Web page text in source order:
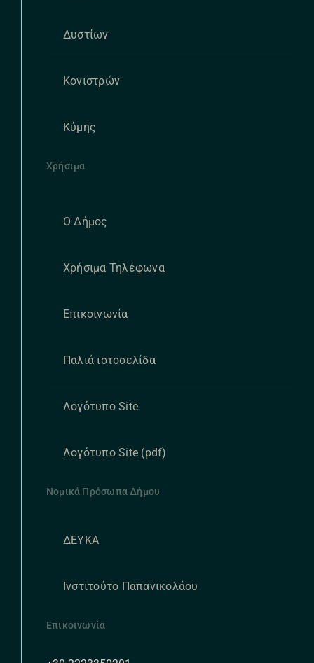
Δυστίων
Κονιστρών
Κύμης
Χρήσιμα
Ο Δήμος
Χρήσιμα Τηλέφωνα
Επικοινωνία
Παλιά ιστοσελίδα
Λογότυπο Site
Λογότυπο Site (pdf)
Νομικά Πρόσωπα Δήμου
ΔΕΥΚΑ
Ινστιτούτο Παπανικολάου
Επικοινωνία